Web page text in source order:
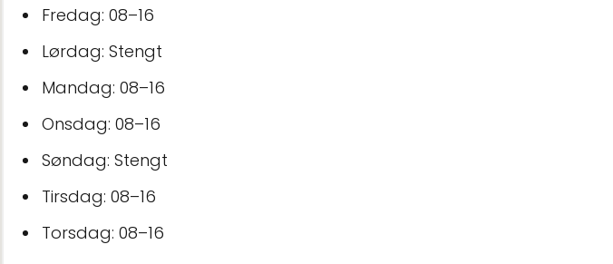
Fredag: 08–16
Lørdag: Stengt
Mandag: 08–16
Onsdag: 08–16
Søndag: Stengt
Tirsdag: 08–16
Torsdag: 08–16